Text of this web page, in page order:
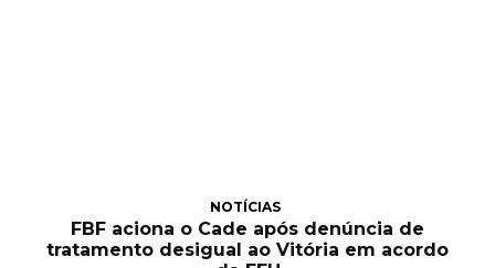
NOTÍCIAS
FBF aciona o Cade após denúncia de
tratamento desigual ao Vitória em acordo